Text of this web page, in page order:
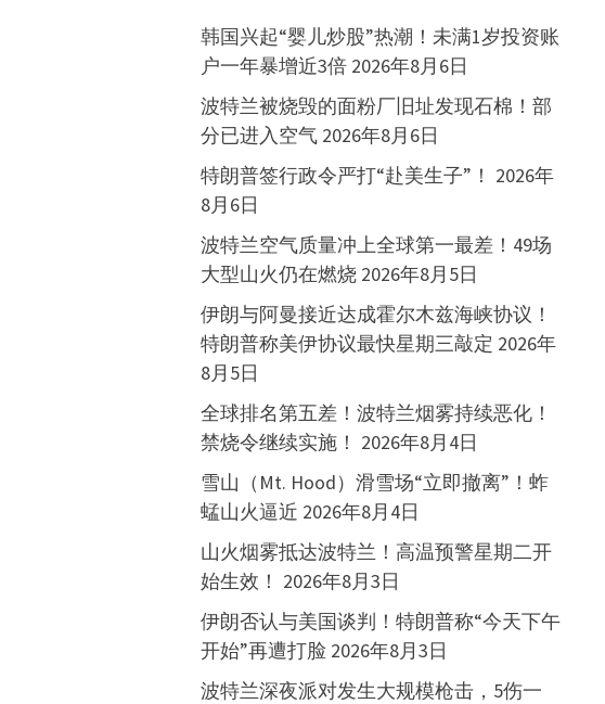
韩国兴起“婴儿炒股”热潮！未满1岁投资账
户一年暴增近3倍 2026年8月6日
波特兰被烧毁的面粉厂旧址发现石棉！部
分已进入空气 2026年8月6日
特朗普签行政令严打“赴美生子”！ 2026年
8月6日
波特兰空气质量冲上全球第一最差！49场
大型山火仍在燃烧 2026年8月5日
伊朗与阿曼接近达成霍尔木兹海峡协议！
特朗普称美伊协议最快星期三敲定 2026年
8月5日
全球排名第五差！波特兰烟雾持续恶化！
禁烧令继续实施！ 2026年8月4日
雪山（Mt. Hood）滑雪场“立即撤离”！蚱
蜢山火逼近 2026年8月4日
山火烟雾抵达波特兰！高温预警星期二开
始生效！ 2026年8月3日
伊朗否认与美国谈判！特朗普称“今天下午
开始”再遭打脸 2026年8月3日
波特兰深夜派对发生大规模枪击，5伤一